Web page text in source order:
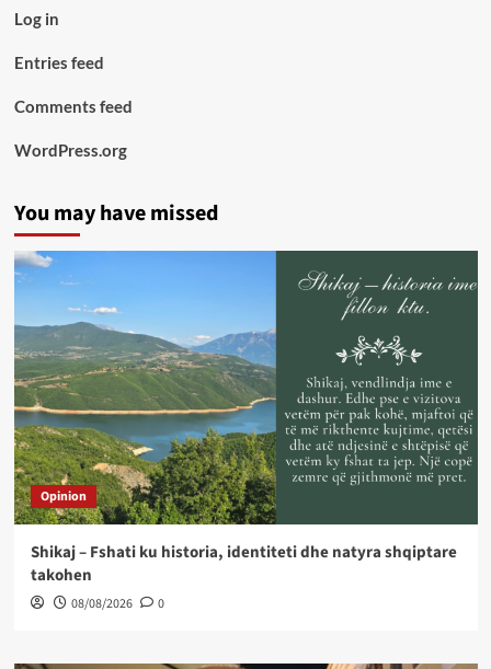
Log in
Entries feed
Comments feed
WordPress.org
You may have missed
Opinion
Shikaj – Fshati ku historia, identiteti dhe natyra shqiptare
takohen
08/08/2026 0